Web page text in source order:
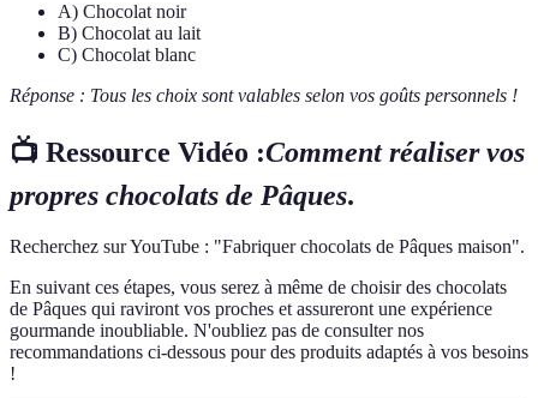
A) Chocolat noir
B) Chocolat au lait
C) Chocolat blanc
Réponse : Tous les choix sont valables selon vos goûts personnels !
📺 Ressource Vidéo :Comment réaliser vos
propres chocolats de Pâques.
Recherchez sur YouTube : "Fabriquer chocolats de Pâques maison".
En suivant ces étapes, vous serez à même de choisir des chocolats
de Pâques qui raviront vos proches et assureront une expérience
gourmande inoubliable. N'oubliez pas de consulter nos
recommandations ci-dessous pour des produits adaptés à vos besoins
!